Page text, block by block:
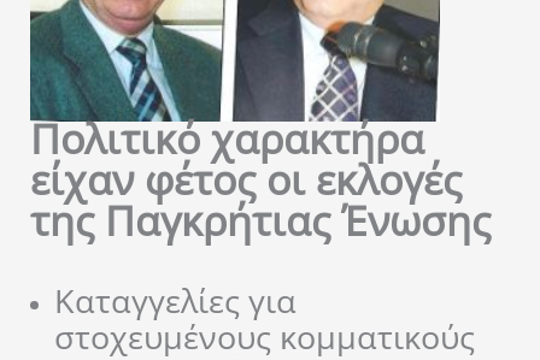
Πολιτικό χαρακτήρα
είχαν φέτος οι εκλογές
της Παγκρήτιας Ένωσης
Καταγγελίες για
στοχευμένους κομματικούς